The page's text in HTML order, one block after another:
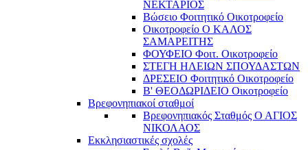
ΝΕΚΤΑΡΙΟΣ
Βώσειο Φοιτητικό Οικοτροφείο
Οικοτροφείο Ο ΚΑΛΟΣ
ΣΑΜΑΡΕΙΤΗΣ
ΦΟΥΦΕΙΟ Φοιτ. Οικοτροφείο
ΣΤΕΓΗ ΗΛΕΙΩΝ ΣΠΟΥΔΑΣΤΩΝ
ΔΡΕΣΕΙΟ Φοιτητικό Οικοτροφείο
Β' ΘΕΟΔΩΡΙΔΕΙΟ Οικοτροφείο
Βρεφονηπιακοί σταθμοί
Βρεφονηπιακός Σταθμός Ο ΑΓΙΟΣ
ΝΙΚΟΛΑΟΣ
Εκκλησιαστικές σχολές